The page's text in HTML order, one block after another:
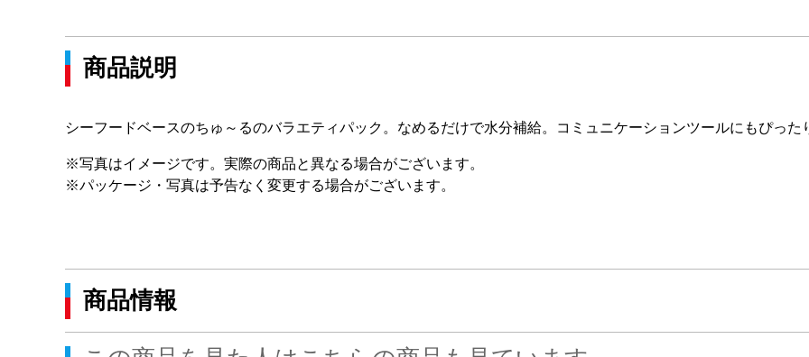
商品説明
シーフードベースのちゅ～るのバラエティパック。なめるだけで水分補給。コミュニケーションツールにもぴった
※写真はイメージです。実際の商品と異なる場合がございます。
※パッケージ・写真は予告なく変更する場合がございます。
商品情報